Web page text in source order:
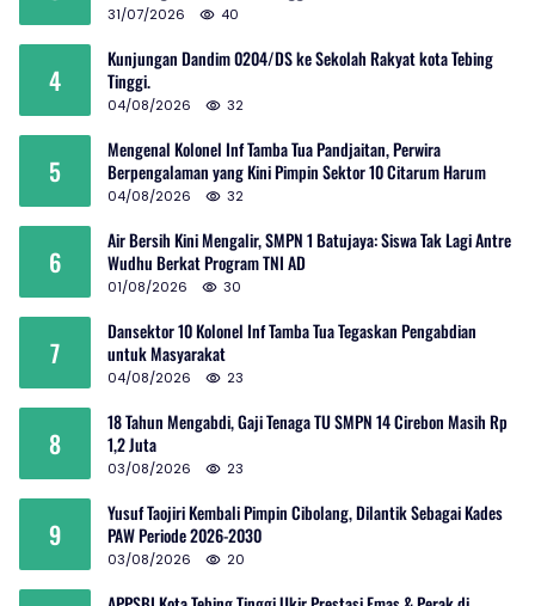
31/07/2026 40
4
Kunjungan Dandim 0204/DS ke Sekolah Rakyat kota Tebing
Tinggi.
04/08/2026 32
5
Mengenal Kolonel Inf Tamba Tua Pandjaitan, Perwira
Berpengalaman yang Kini Pimpin Sektor 10 Citarum Harum
04/08/2026 32
6
Air Bersih Kini Mengalir, SMPN 1 Batujaya: Siswa Tak Lagi Antre
Wudhu Berkat Program TNI AD
01/08/2026 30
7
Dansektor 10 Kolonel Inf Tamba Tua Tegaskan Pengabdian
untuk Masyarakat
04/08/2026 23
8
18 Tahun Mengabdi, Gaji Tenaga TU SMPN 14 Cirebon Masih Rp
1,2 Juta
03/08/2026 23
9
Yusuf Taojiri Kembali Pimpin Cibolang, Dilantik Sebagai Kades
PAW Periode 2026-2030
03/08/2026 20